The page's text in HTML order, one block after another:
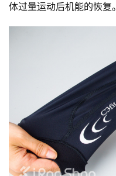
体过量运动后机能的恢复。